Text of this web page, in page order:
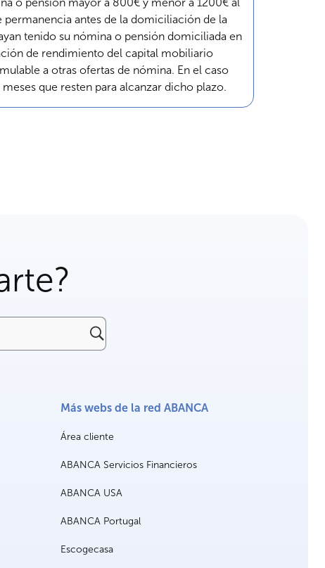
antes de la domiciliación de la
tenido su nómina o pensión domiciliada en
de rendimiento del capital mobiliario
a otras ofertas de nómina. En el caso
que resten para alcanzar dicho plazo.
Más webs de la red ABANCA
Área cliente
ABANCA Servicios Financieros
ABANCA USA
ABANCA Portugal
Escogecasa